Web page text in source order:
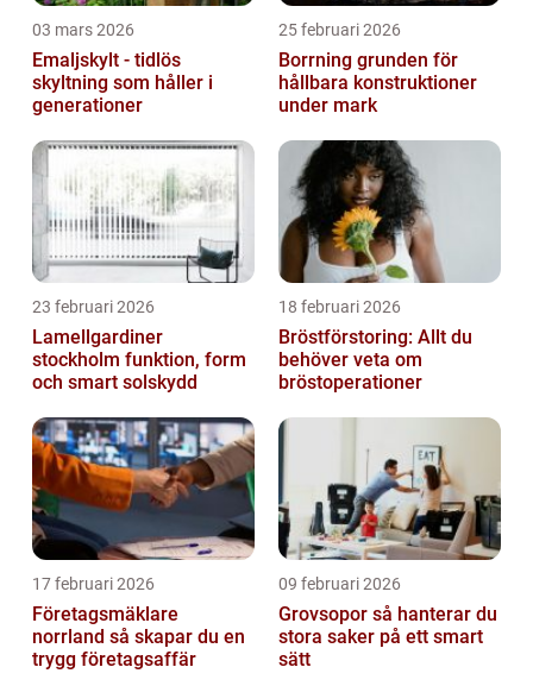
03 mars 2026
Emaljskylt - tidlös
skyltning som håller i
generationer
25 februari 2026
Borrning grunden för
hållbara konstruktioner
under mark
23 februari 2026
Lamellgardiner
stockholm funktion, form
och smart solskydd
18 februari 2026
Bröstförstoring: Allt du
behöver veta om
bröstoperationer
17 februari 2026
Företagsmäklare
norrland så skapar du en
trygg företagsaffär
09 februari 2026
Grovsopor så hanterar du
stora saker på ett smart
sätt